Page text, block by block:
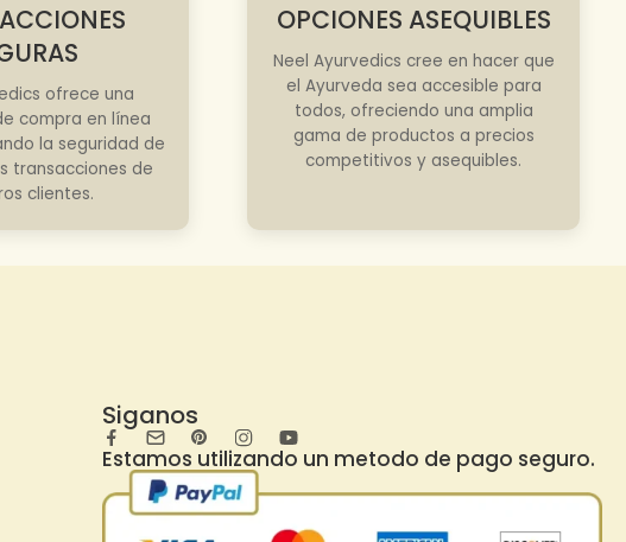
ofrece una
compra en línea
la seguridad de
transacciones de
clientes.
OPCIONES ASEQUIBLES
Neel Ayurvedics cree en hacer que
el Ayurveda sea accesible para
todos, ofreciendo una amplia
gama de productos a precios
competitivos y asequibles.
Siganos
Estamos utilizando un metodo de pago seguro.